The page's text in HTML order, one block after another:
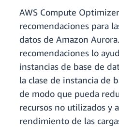
AWS Compute
recomendaciones para
datos de Amazon
recomendaciones lo
instancias de base de
la clase de instancia de
de modo que pueda
recursos no utilizados y
rendimiento de las